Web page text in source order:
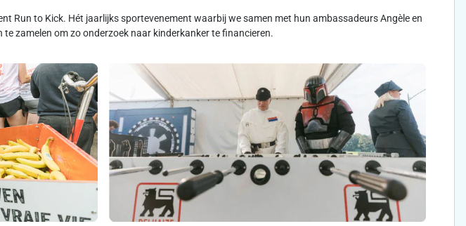
Run to Kick. Hét jaarlijks sportevenement waarbij we samen met hun ambassadeurs Angèle en
zamelen om zo onderzoek naar kinderkanker te financieren.